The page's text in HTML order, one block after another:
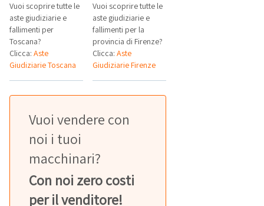
Vuoi scoprire tutte le
aste giudiziarie e
fallimenti per
Toscana?
Clicca: Aste
Giudiziarie Toscana
Vuoi scoprire tutte le
aste giudiziarie e
fallimenti per la
provincia di Firenze?
Clicca:Aste
Giudiziarie Firenze
Vuoi vendere con
noi i tuoi
macchinari?
Con noi zero costi
per il venditore!